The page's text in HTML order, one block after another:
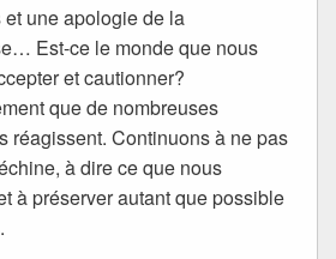
et une apologie de la
Est-ce le monde que nous
et cautionner?
que de nombreuses
réagissent. Continuons à ne pas
à dire ce que nous
à préserver autant que possible